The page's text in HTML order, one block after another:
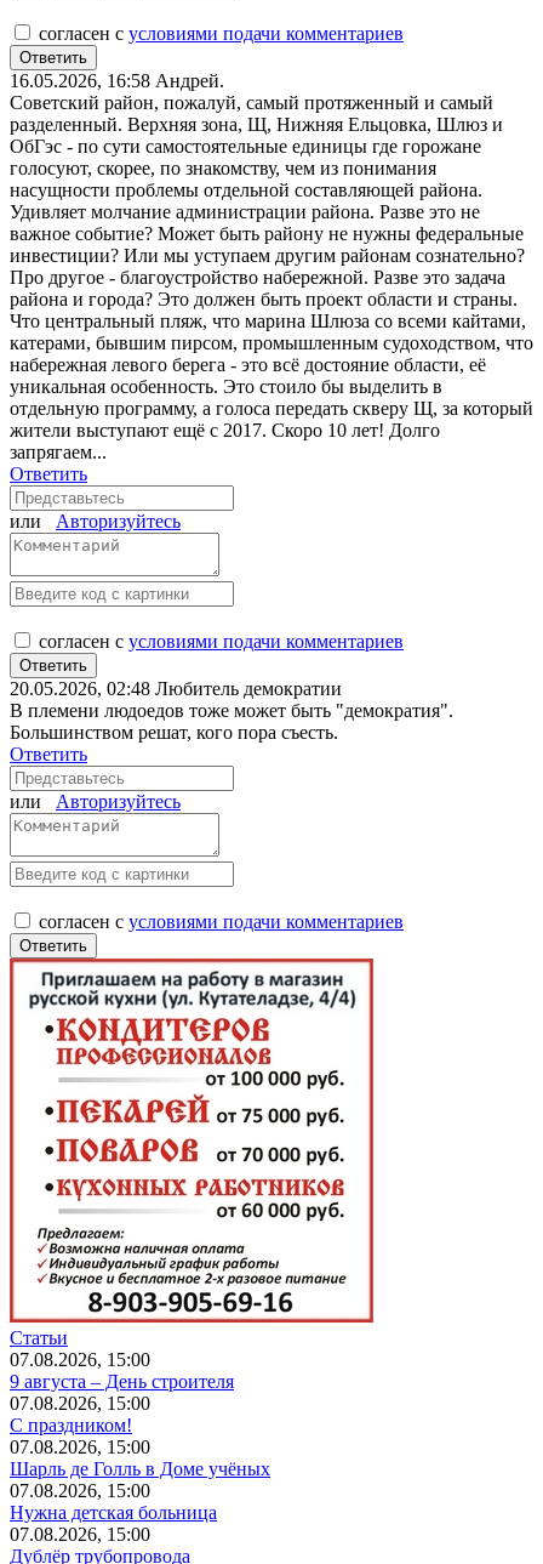
согласен с условиями подачи комментариев
16.05.2026, 16:58 Андрей.
Советский район, пожалуй, самый протяженный и самый
разделенный. Верхняя зона, Щ, Нижняя Ельцовка, Шлюз и
ОбГэс - по сути самостоятельные единицы где горожане
голосуют, скорее, по знакомству, чем из понимания
насущности проблемы отдельной составляющей района.
Удивляет молчание администрации района. Разве это не
важное событие? Может быть району не нужны федеральные
инвестиции? Или мы уступаем другим районам сознательно?
Про другое - благоустройство набережной. Разве это задача
района и города? Это должен быть проект области и страны.
Что центральный пляж, что марина Шлюза со всеми кайтами,
катерами, бывшим пирсом, промышленным судоходством, что
набережная левого берега - это всё достояние области, её
уникальная особенность. Это стоило бы выделить в
отдельную программу, а голоса передать скверу Щ, за который
жители выступают ещё с 2017. Скоро 10 лет! Долго
запрягаем...
Ответить
или Авторизуйтесь
согласен с условиями подачи комментариев
20.05.2026, 02:48 Любитель демократии
В племени людоедов тоже может быть "демократия".
Большинством решат, кого пора съесть.
Ответить
или Авторизуйтесь
согласен с условиями подачи комментариев
Статьи
07.08.2026, 15:00
9 августа – День строителя
07.08.2026, 15:00
С праздником!
07.08.2026, 15:00
Шарль де Голль в Доме учёных
07.08.2026, 15:00
Нужна детская больница
07.08.2026, 15:00
Дублёр трубопровода